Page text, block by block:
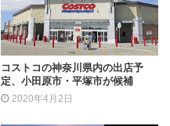
コストコの神奈川県内の出店予
定、小田原市・平塚市が候補
2020年4月2日